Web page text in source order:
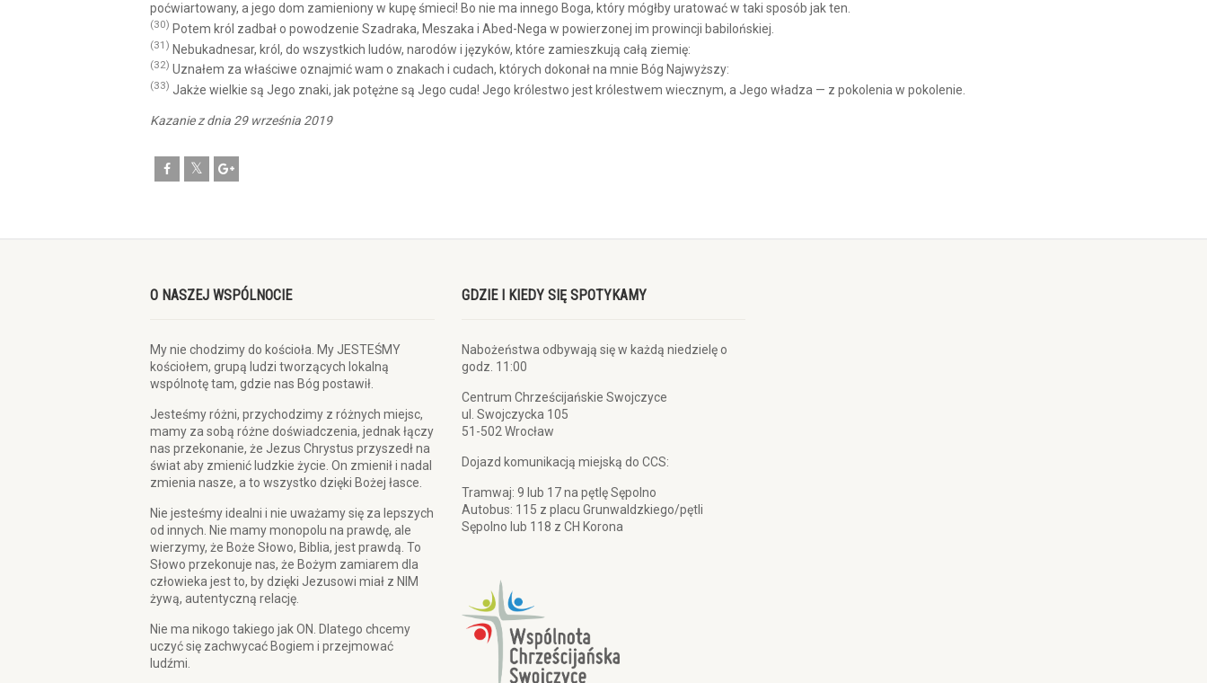
poćwiartowany, a jego dom zamieniony w kupę śmieci! Bo nie ma innego Boga, który mógłby uratować w taki sposób jak ten.
(30) Potem król zadbał o powodzenie Szadraka, Meszaka i Abed-Nega w powierzonej im prowincji babilońskiej.
(31) Nebukadnesar, król, do wszystkich ludów, narodów i języków, które zamieszkują całą ziemię:
(32) Uznałem za właściwe oznajmić wam o znakach i cudach, których dokonał na mnie Bóg Najwyższy:
(33) Jakże wielkie są Jego znaki, jak potężne są Jego cuda! Jego królestwo jest królestwem wiecznym, a Jego władza — z pokolenia w pokolenie.
Kazanie z dnia 29 września 2019
O NASZEJ WSPÓLNOCIE
My nie chodzimy do kościoła. My JESTEŚMY
kościołem, grupą ludzi tworzących lokalną
wspólnotę tam, gdzie nas Bóg postawił.
Jesteśmy różni, przychodzimy z różnych miejsc,
mamy za sobą różne doświadczenia, jednak łączy
nas przekonanie, że Jezus Chrystus przyszedł na
świat aby zmienić ludzkie życie. On zmienił i nadal
zmienia nasze, a to wszystko dzięki Bożej łasce.
Nie jesteśmy idealni i nie uważamy się za lepszych
od innych. Nie mamy monopolu na prawdę, ale
wierzymy, że Boże Słowo, Biblia, jest prawdą. To
Słowo przekonuje nas, że Bożym zamiarem dla
człowieka jest to, by dzięki Jezusowi miał z NIM
żywą, autentyczną relację.
Nie ma nikogo takiego jak ON. Dlatego chcemy
uczyć się zachwycać Bogiem i przejmować
ludźmi.
GDZIE I KIEDY SIĘ SPOTYKAMY
Nabożeństwa odbywają się w każdą niedzielę o
godz. 11:00
Centrum Chrześcijańskie Swojczyce
ul. Swojczycka 105
51-502 Wrocław
Dojazd komunikacją miejską do CCS:
Tramwaj: 9 lub 17 na pętlę Sępolno
Autobus: 115 z placu Grunwaldzkiego/pętli
Sępolno lub 118 z CH Korona